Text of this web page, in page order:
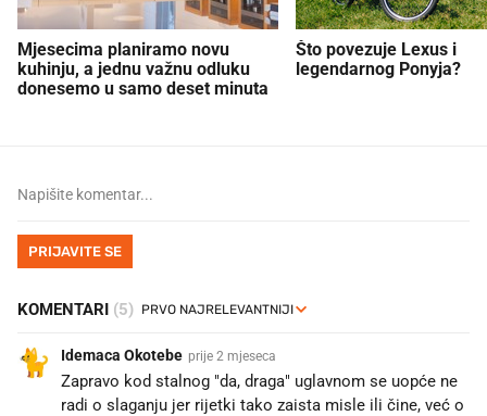
Mjesecima planiramo novu
kuhinju, a jednu važnu odluku
donesemo u samo deset minuta
Što povezuje Lexus i
legendarnog Ponyja?
PRIJAVITE SE
KOMENTARI (5)
Idemaca Okotebe prije 2 mjeseca
Zapravo kod stalnog "da, draga" uglavnom se uopće ne
radi o slaganju jer rijetki tako zaista misle ili čine, već o